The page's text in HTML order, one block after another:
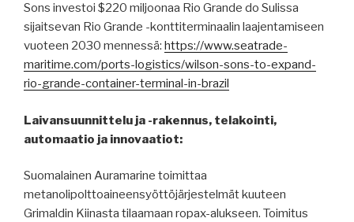
Sons investoi $220 miljoonaa Rio Grande do Sulissa
sijaitsevan Rio Grande -konttiterminaalin laajentamiseen
vuoteen 2030 mennessä: https://www.seatrade-
maritime.com/ports-logistics/wilson-sons-to-expand-
rio-grande-container-terminal-in-brazil
Laivansuunnittelu ja -rakennus, telakointi,
automaatio ja innovaatiot:
Suomalainen Auramarine toimittaa
metanolipolttoaineensyöttöjärjestelmät kuuteen
Grimaldin Kiinasta tilaamaan ropax-alukseen. Toimitus